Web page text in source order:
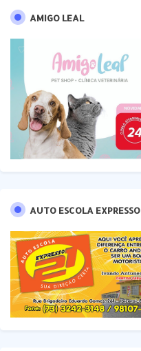
AMIGO LEAL
AUTO ESCOLA EXPRESSO